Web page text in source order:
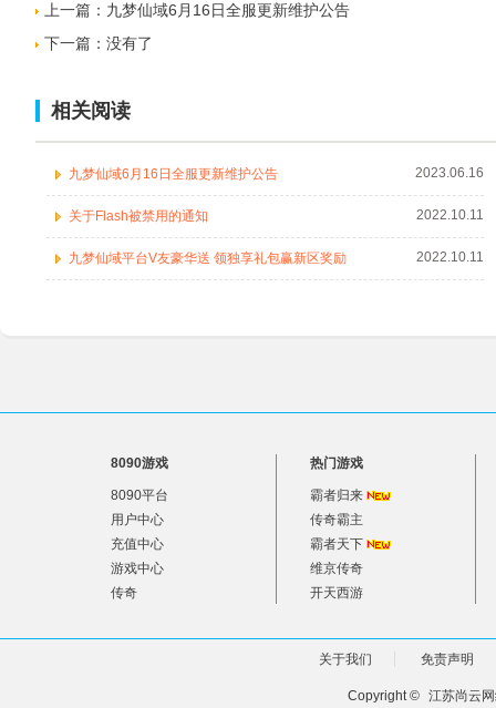
上一篇： 九梦仙域6月16日全服更新维护公告
下一篇：没有了
相关阅读
九梦仙域6月16日全服更新维护公告 2023.06.16
关于Flash被禁用的通知 2022.10.11
九梦仙域平台V友豪华送 领独享礼包赢新区奖励 2022.10.11
8090游戏
8090平台
用户中心
充值中心
游戏中心
传奇
热门游戏
霸者归来
传奇霸主
霸者天下
维京传奇
开天西游
关于我们 免责声明
Copyright © 江苏尚云